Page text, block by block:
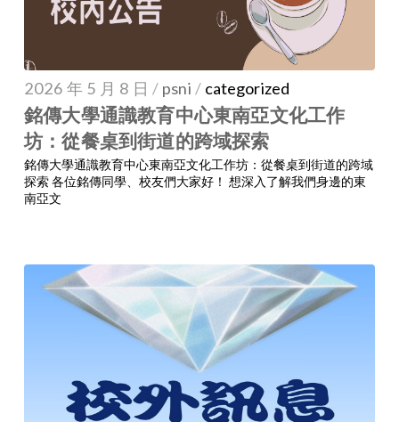
2026 年 5 月 8 日 / psni / categorized
銘傳大學通識教育中心東南亞文化工作
坊：從餐桌到街道的跨域探索
銘傳大學通識教育中心東南亞文化工作坊：從餐桌到街道的跨域
探索 各位銘傳同學、校友們大家好！ 想深入了解我們身邊的東
南亞文